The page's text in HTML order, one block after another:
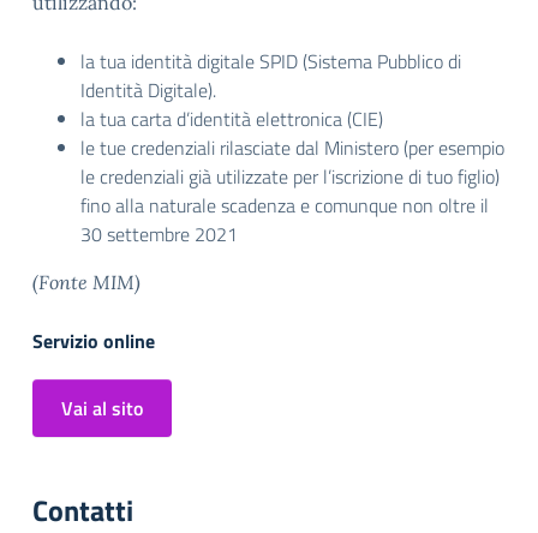
la tua identità digitale SPID (Sistema Pubblico di
Identità Digitale).
la tua carta d’identità elettronica (CIE)
le tue credenziali rilasciate dal Ministero (per esempio
le credenziali già utilizzate per l’iscrizione di tuo figlio)
fino alla naturale scadenza e comunque non oltre il
30 settembre 2021
(Fonte MIM)
Servizio online
Vai al sito
Contatti